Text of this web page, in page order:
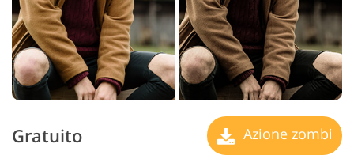
Gratuito Azione zombi